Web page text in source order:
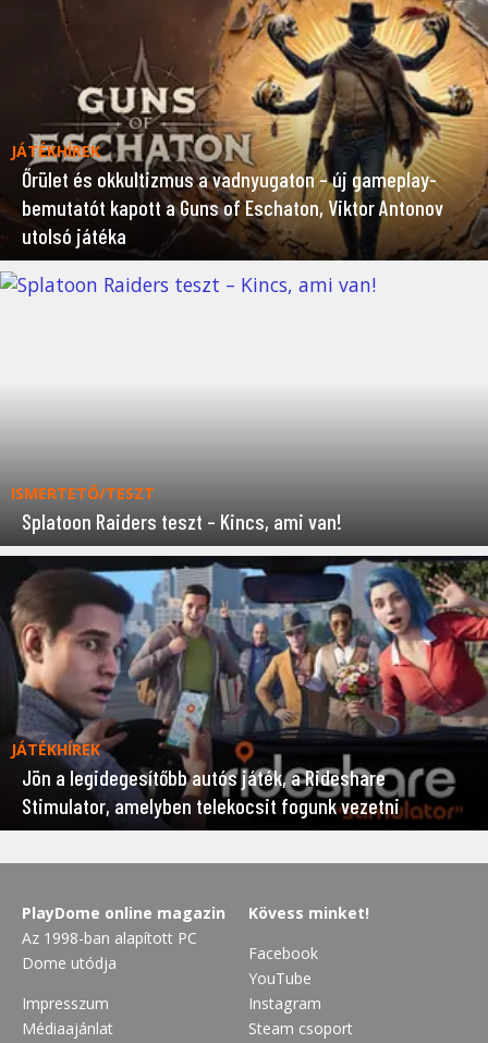
JÁTÉKHÍREK
Őrület és okkultizmus a vadnyugaton – új gameplay-
bemutatót kapott a Guns of Eschaton, Viktor Antonov
utolsó játéka
ISMERTETŐ/TESZT
Splatoon Raiders teszt – Kincs, ami van!
JÁTÉKHÍREK
Jön a legidegesítőbb autós játék, a Rideshare
Stimulator, amelyben telekocsit fogunk vezetni
PlayDome online magazin
Az 1998-ban alapított PC
Dome utódja
Impresszum
Médiaajánlat
Kövess minket!
Facebook
YouTube
Instagram
Steam csoport